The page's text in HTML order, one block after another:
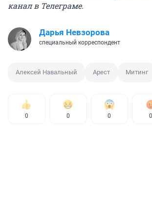
канал в Телеграме.
Дарья Невзорова
специальный корреспондент
Алексей Навальный Арест Митинг
0 0 0 0